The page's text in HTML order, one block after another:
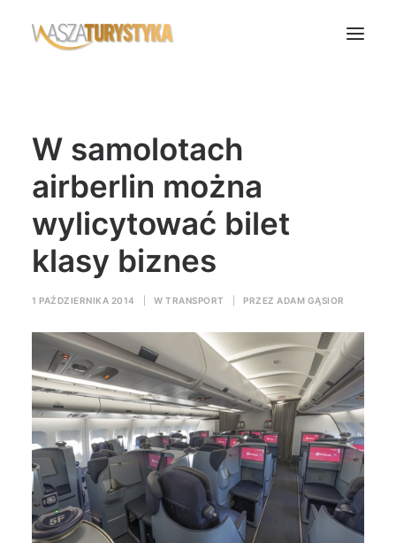
Biura podróży
Transport
Noclegi
Polska
Świat
Wasze Podróże
Wyszukiwanie
W samolotach
airberlin można
wylicytować bilet
klasy biznes
1 PAŹDZIERNIKA 2014 W TRANSPORT PRZEZ ADAM GĄSIOR